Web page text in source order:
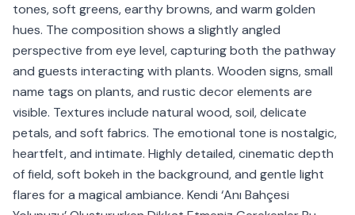
tones, soft greens, earthy browns, and warm golden
hues. The composition shows a slightly angled
perspective from eye level, capturing both the pathway
and guests interacting with plants. Wooden signs, small
name tags on plants, and rustic decor elements are
visible. Textures include natural wood, soil, delicate
petals, and soft fabrics. The emotional tone is nostalgic,
heartfelt, and intimate. Highly detailed, cinematic depth
of field, soft bokeh in the background, and gentle light
flares for a magical ambiance. Kendi ‘Anı Bahçesi